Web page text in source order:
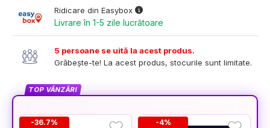
Ridicare din Easybox
Livrare în 1-5 zile lucrătoare
5 persoane se uită la acest produs.
Grăbește-te! La acest produs, stocurile sunt limitate.
TOP VÂNZĂRI
-36.7% -4%